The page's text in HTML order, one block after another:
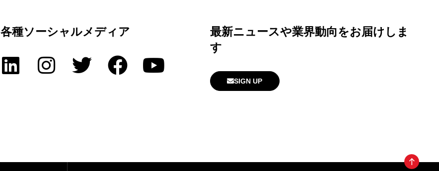
各種ソーシャルメディア 最新ニュースや業界動向をお届けしま
す
SIGN UP